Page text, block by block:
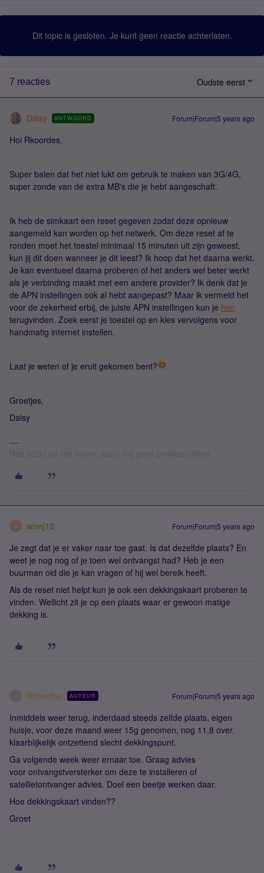
Dit topic is gesloten. Je kunt geen reactie achterlaten.
7 reacties Oudste eerst
Daisy ANTWOORD Forum|Forum|5 years ago
Hoi Rkoordes,
Super balen dat het niet lukt om gebruik te maken van 3G/4G,
super zonde van de extra MB's die je hebt aangeschaft.
Ik heb de simkaart een reset gegeven zodat deze opnieuw
aangemeld kan worden op het netwerk. Om deze reset af te
ronden moet het toestel minimaal 15 minuten uit zijn geweest,
kun jij dit doen wanneer je dit leest? Ik hoop dat het daarna werkt.
Je kan eventueel daarna proberen of het anders wel beter werkt
als je verbinding maakt met een andere provider? Ik denk dat je
de APN instellingen ook al hebt aangepast? Maar ik vermeld het
voor de zekerheid erbij, de juiste APN instellingen kun je hier
terugvinden. Zoek eerst je toestel op en kies vervolgens voor
handmatig internet instellen.
Laat je weten of je eruit gekomen bent?
Groetjes,
Daisy
W wimj12 Forum|Forum|5 years ago
Je zegt dat je er vaker naar toe gaat. Is dat dezelfde plaats? En
weet je nog nog of je toen wel ontvangst had? Heb je een
buurman oid die je kan vragen of hij wel bereik heeft.
Als de reset niet helpt kun je ook een dekkingskaart proberen te
vinden. Wellicht zit je op een plaats waar er gewoon matige
dekking is.
Rkoordes AUTEUR Forum|Forum|5 years ago
Inmiddels weer terug, inderdaad steeds zelfde plaats, eigen
huisje, voor deze maand weer 15g genomen, nog 11,8 over.
klaarblijkelijk ontzettend slecht dekkingspunt.
Ga volgende week weer ernaar toe. Graag advies
voor ontvangstversterker om deze te installeren of
satellietontvanger advies. Doel een beetje werken daar.
Hoe dekkingskaart vinden??
Groet